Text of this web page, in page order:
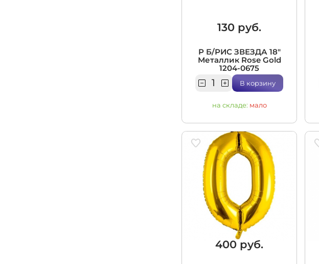
130 руб.
Р Б/РИС ЗВЕЗДА 18"
Металлик Rose Gold
1204-0675
В корзину
на складе: мало
400 руб.